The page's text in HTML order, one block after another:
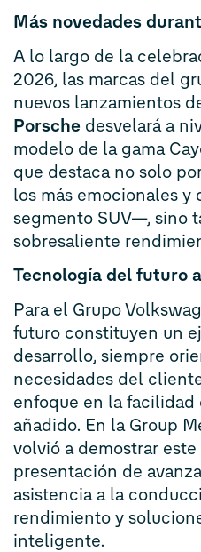
Más novedades
A lo largo de la
2026, las marcas del
nuevos lanzamientos
Porsche desvelará a
modelo de la gama
que destaca no solo
los más emocionales
segmento SUV—, sino
sobresaliente
Tecnología del futuro
Para el Grupo
futuro constituyen un
desarrollo, siempre
necesidades del
enfoque en la facilidad
añadido. En la Group
volvió a demostrar
presentación de
asistencia a la
rendimiento y
inteligente.